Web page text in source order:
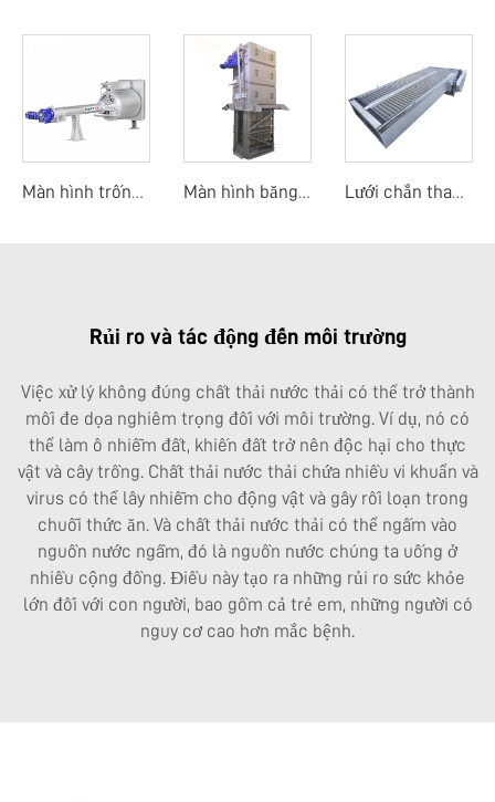
Màn hình trống quay mịn Màn hình băng dòng trung tâm Lưới chắn thanh mảnh
Rủi ro và tác động đến môi trường
Việc xử lý không đúng chất thải nước thải có thể trở thành
mối đe dọa nghiêm trọng đối với môi trường. Ví dụ, nó có
thể làm ô nhiễm đất, khiến đất trở nên độc hại cho thực
vật và cây trồng. Chất thải nước thải chứa nhiều vi khuẩn và
virus có thể lây nhiễm cho động vật và gây rối loạn trong
chuỗi thức ăn. Và chất thải nước thải có thể ngấm vào
nguồn nước ngầm, đó là nguồn nước chúng ta uống ở
nhiều cộng đồng. Điều này tạo ra những rủi ro sức khỏe
lớn đối với con người, bao gồm cả trẻ em, những người có
nguy cơ cao hơn mắc bệnh.